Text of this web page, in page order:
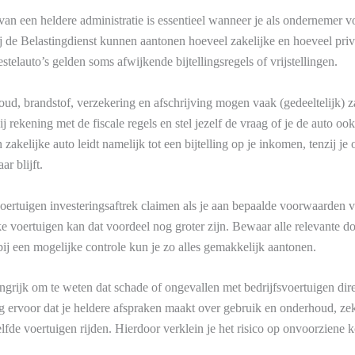
een heldere administratie is essentieel wanneer je als ondernemer
Belastingdienst kunnen aantonen hoeveel zakelijke en hoeveel
gelden soms afwijkende bijtellingsregels of vrijstellingen.
brandstof, verzekering en afschrijving mogen vaak (gedeeltelijk)
rekening met de fiscale regels en stel jezelf de vraag of je de auto
zakelijke auto leidt namelijk tot een bijtelling op je inkomen, tenzij je
blijft.
investeringsaftrek claimen als je aan bepaalde voorwaarden
voertuigen kan dat voordeel nog groter zijn. Bewaar alle relevante
een mogelijke controle kun je zo alles gemakkelijk aantonen.
om te weten dat schade of ongevallen met bedrijfsvoertuigen
ervoor dat je heldere afspraken maakt over gebruik en onderhoud,
voertuigen rijden. Hierdoor verklein je het risico op onvoorziene